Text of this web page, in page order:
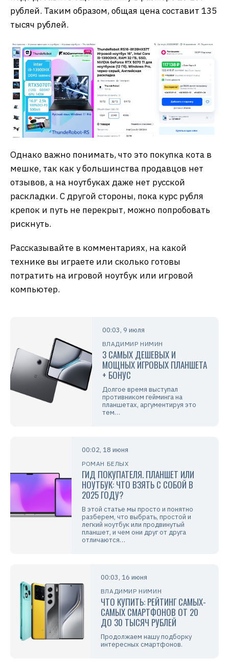
рублей. Таким образом, общая цена составит 135
тысяч рублей.
Однако важно понимать, что это покупка кота в
мешке, так как у большинства продавцов нет
отзывов, а на ноутбуках даже нет русской
раскладки. С другой стороны, пока курс рубля
крепок и путь не перекрыт, можно попробовать
рискнуть.
Рассказывайте в комментариях, на какой
технике вы играете или сколько готовы
потратить на игровой ноутбук или игровой
компьютер.
00:03, 9 июля
ВЛАДИМИР НИМИН
3 CАМЫХ ДЕШЕВЫХ И
МОЩНЫХ ИГРОВЫХ ПЛАНШЕТА
+ БОНУС
Долгое время выступал
противником гейминга на
планшетах, аргументируя это
тем…
00:02, 18 июня
РОМАН БЕЛЫХ
ГИД ПОКУПАТЕЛЯ. ПЛАНШЕТ ИЛИ
НОУТБУК: ЧТО ВЗЯТЬ С СОБОЙ В
2025 ГОДУ?
В этой статье мы просто и понятно
разберем, что выбрать, простой и
легкий ноутбук или продвинутый
планшет, и чем они друг от друга
отличаются…
00:03, 16 июня
ВЛАДИМИР НИМИН
ЧТО КУПИТЬ: РЕЙТИНГ САМЫХ-
САМЫХ СМАРТФОНОВ ОТ 20
ДО 30 ТЫСЯЧ РУБЛЕЙ
Продолжаем нашу подборку
интересных смартфонов.